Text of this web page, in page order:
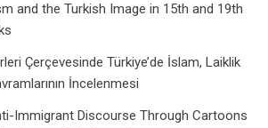
and the Turkish Image in 15th and 19th
Çerçevesinde Türkiye’de İslam, Laiklik
İncelenmesi
Immigrant Discourse Through Cartoons